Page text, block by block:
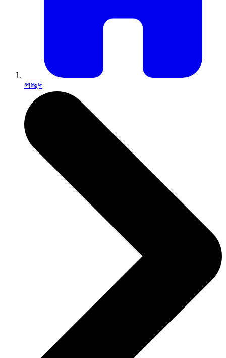
প্রচ্ছদ